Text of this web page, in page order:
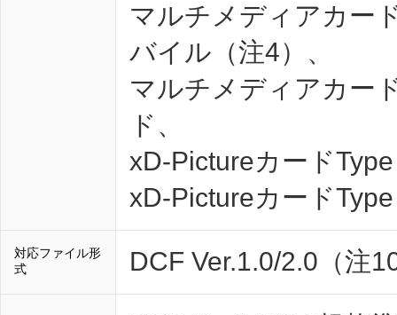
マルチメディアカー
バイル（注4）、
マルチメディアカー
ド、
xD-Pictureカード
xD-Pictureカード
対応ファイル形
式
DCF Ver.1.0/2.0（注